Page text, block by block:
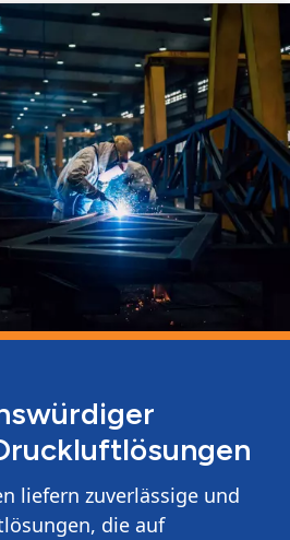
liefern zuverlässige und
die auf